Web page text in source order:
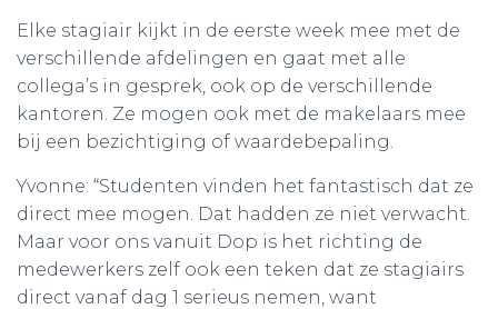
Elke stagiair kijkt in de eerste week mee met de
verschillende afdelingen en gaat met alle
collega’s in gesprek, ook op de verschillende
kantoren. Ze mogen ook met de makelaars mee
bij een bezichtiging of waardebepaling.
Yvonne: “Studenten vinden het fantastisch dat ze
direct mee mogen. Dat hadden ze niet verwacht.
Maar voor ons vanuit Dop is het richting de
medewerkers zelf ook een teken dat ze stagiairs
direct vanaf dag 1 serieus nemen, want